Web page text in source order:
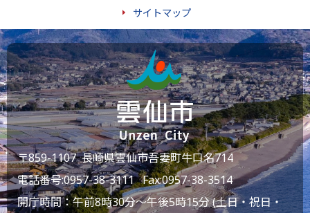
サイトマップ
〒859-1107 長崎県雲仙市吾妻町牛口名714
電話番号:0957-38-3111Fax:0957-38-3514
開庁時間：午前8時30分～午後5時15分 (土日・祝日・